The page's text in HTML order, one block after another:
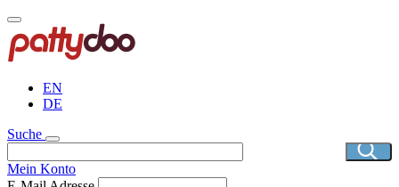
Direkt
zum
Inhalt
EN
DE
Suche
Mein Konto